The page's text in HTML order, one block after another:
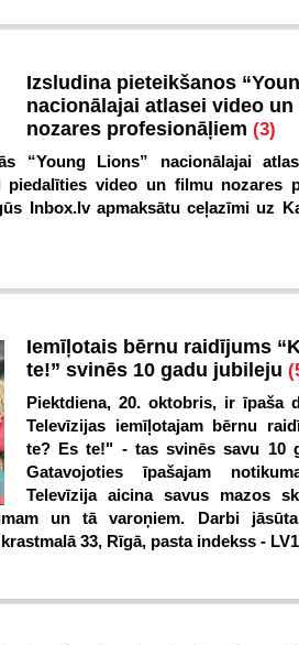
Izsludina pieteikšanos
nacionālajai atlasei video
nozares profesionāļiem (3)
“Young Lions” nacionālajai
piedalīties video un filmu nozares
Inbox.lv apmaksātu ceļazīmi uz
Iemīļotais bērnu raidījums
te!” svinēs 10 gadu jubileju
Piektdiena, 20. oktobris, ir īpaša
Televīzijas iemīļotajam bērnu
te? Es te!" - tas svinēs savu 10
Gatavojoties īpašajam
Televīzija aicina savus mazos
un tā varoņiem. Darbi
33, Rīgā, pasta indekss -